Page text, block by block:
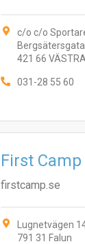
c/o c/o
421 66
031-28 55 60
First
firstcamp.se
Lugnetvägen
791 31 Falun